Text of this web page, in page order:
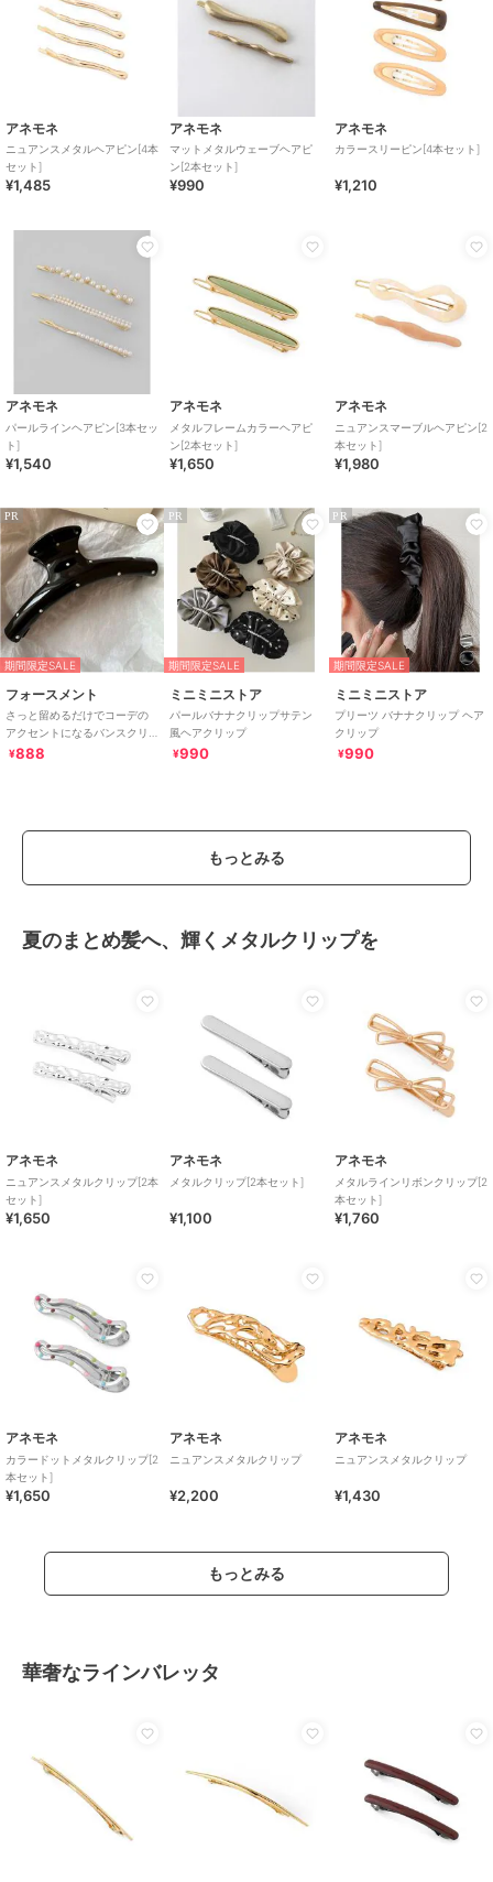
アネモネ
ニュアンスメタルヘアピン[4本
セット]
¥1,485
アネモネ
マットメタルウェーブヘアピ
ン[2本セット]
¥990
アネモネ
カラースリーピン[4本セット]
¥1,210
アネモネ
パールラインヘアピン[3本セッ
ト]
¥1,540
アネモネ
メタルフレームカラーヘアピ
ン[2本セット]
¥1,650
アネモネ
ニュアンスマーブルヘアピン[2
本セット]
¥1,980
PR
期間限定SALE
フォースメント
さっと留めるだけでコーデの
アクセントになるバンスクリ
ップ ドット柄 スター ヘアクリ
¥888
PR
期間限定SALE
ミニミニストア
パールバナナクリップサテン
風ヘアクリップ
¥990
PR
期間限定SALE
ミニミニストア
プリーツ バナナクリップ ヘア
クリップ
¥990
もっとみる
夏のまとめ髪へ、輝くメタルクリップを
アネモネ
ニュアンスメタルクリップ[2本
セット]
¥1,650
アネモネ
メタルクリップ[2本セット]
¥1,100
アネモネ
メタルラインリボンクリップ[2
本セット]
¥1,760
アネモネ
カラードットメタルクリップ[2
本セット]
¥1,650
アネモネ
ニュアンスメタルクリップ
¥2,200
アネモネ
ニュアンスメタルクリップ
¥1,430
もっとみる
華奢なラインバレッタ